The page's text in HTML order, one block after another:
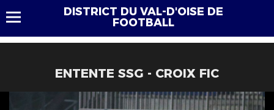
DISTRICT DU VAL-D'OISE DE
FOOTBALL
ENTENTE SSG - CROIX FIC